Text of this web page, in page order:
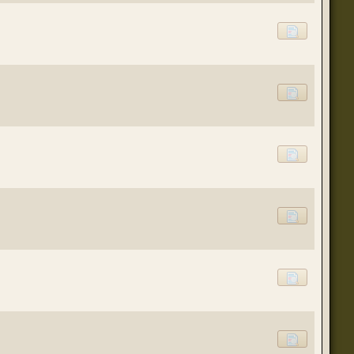
(20 августа 2023 - 08:09 )
(16 мая 2023 - 12:14 )
(07 апреля 2023 - 10:04 )
(07 апреля 2023 - 02:22 )
(01 апреля 2023 - 12:21 )
(01 апреля 2023 - 12:00 )
(31 марта 2023 - 05:51 )
(29 марта 2023 - 11:11 )
(23 марта 2023 - 02:58 )
временного складирования переводов.
(21 марта 2023 - 09:01 )
(05 октября 2022 - 10:30 )